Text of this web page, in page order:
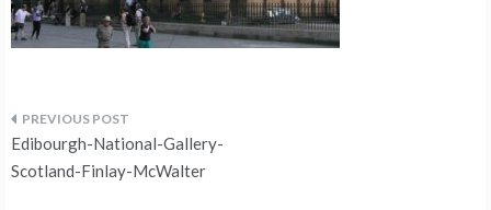
Navegação
de
Edibourgh-National-Gallery-
Scotland-Finlay-McWalter